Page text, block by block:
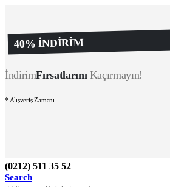
40% İNDİRİM
İndirimFırsatlarınıKaçırmayın!
* Alışveriş Zamanı
(0212) 511 35 52
Search